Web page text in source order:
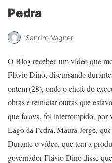
Pedra
Sandro Vagner
O Blog recebeu um vídeo que
Flávio Dino, discursando
ontem (28), onde o chefe do
obras e reiniciar outras que
que falava, foi interrompido, por
Lago da Pedra, Maura Jorge,
Durante o vídeo, que tem a
governador Flávio Dino disse